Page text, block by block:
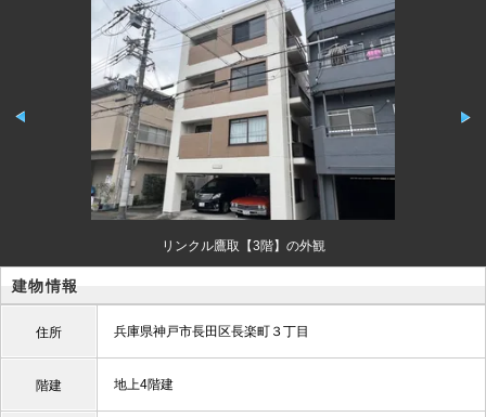
リンクル鷹取【3階】の外観
建物情報
住所 兵庫県神戸市長田区長楽町３丁目
階建 地上4階建